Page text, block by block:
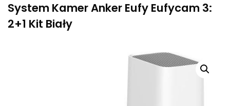
System Kamer Anker Eufy Eufycam 3:
2+1 Kit Biały